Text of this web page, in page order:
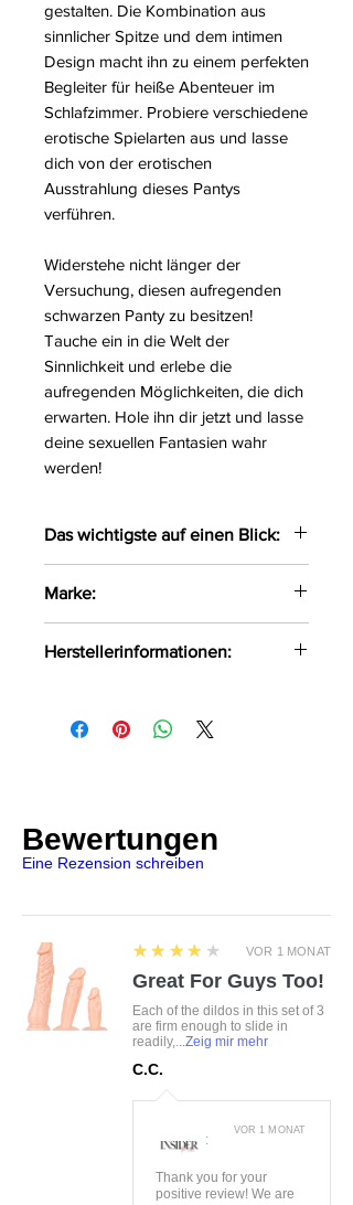
gestalten. Die Kombination aus
sinnlicher Spitze und dem intimen
Design macht ihn zu einem perfekten
Begleiter für heiße Abenteuer im
Schlafzimmer. Probiere verschiedene
erotische Spielarten aus und lasse
dich von der erotischen
Ausstrahlung dieses Pantys
verführen.
Widerstehe nicht länger der
Versuchung, diesen aufregenden
schwarzen Panty zu besitzen!
Tauche ein in die Welt der
Sinnlichkeit und erlebe die
aufregenden Möglichkeiten, die dich
erwarten. Hole ihn dir jetzt und lasse
deine sexuellen Fantasien wahr
werden!
Das wichtigste auf einen Blick:
Panty gefertigt aus zarter
Blütenspitze
Größe:S, M, L, XL
20%Elasthan, 5%Baumwolle
Marke:
Herstellerinformationen:
Grądy 5 Działoszyn, Polen, 98-
Bewertungen
Eine Rezension schreiben
VOR 1 MONAT
4
★★★★★
Great For Guys Too!
Each of the dildos in this set of 3
are firm enough to slide in
readily,...Zeig mir mehr
C.C.
:
Thank you for your
positive review! We are
VOR 1 MONAT